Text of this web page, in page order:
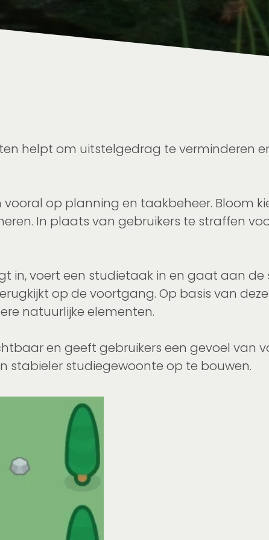
helpt om uitstelgedrag te verminderen
op planning en taakbeheer. Bloom
In plaats van gebruikers te straffen
in, voert een studietaak in en gaat aan
op de voortgang. Op basis van
natuurlijke elementen.
en geeft gebruikers een gevoel van
stabieler studiegewoonte op te bouwen.